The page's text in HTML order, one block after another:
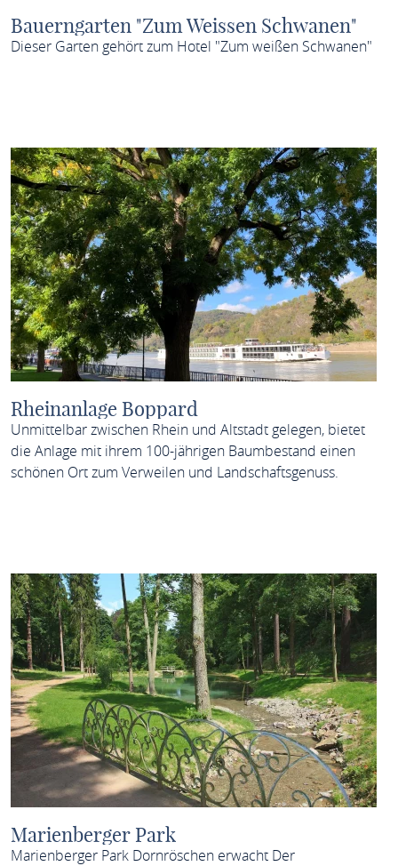
Bauerngarten "Zum Weissen Schwanen"
Dieser Garten gehört zum Hotel "Zum weißen Schwanen"
Rheinanlage Boppard
Unmittelbar zwischen Rhein und Altstadt gelegen, bietet
die Anlage mit ihrem 100-jährigen Baumbestand einen
schönen Ort zum Verweilen und Landschaftsgenuss.
Marienberger Park
Marienberger Park Dornröschen erwacht Der